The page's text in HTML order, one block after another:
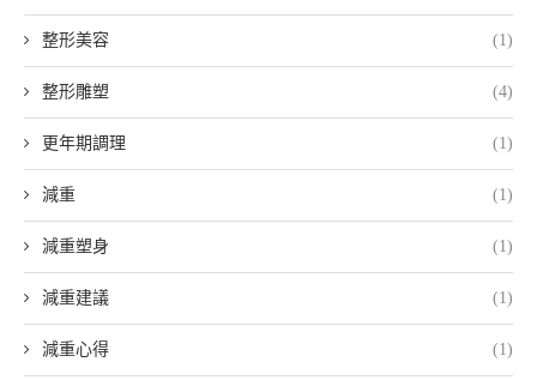
整形美容 (1)
整形雕塑 (4)
更年期調理 (1)
減重 (1)
減重塑身 (1)
減重建議 (1)
減重心得 (1)